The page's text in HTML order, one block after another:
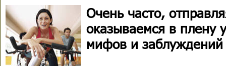
Очень часто,
оказываемся в плену
мифов и заблуждений